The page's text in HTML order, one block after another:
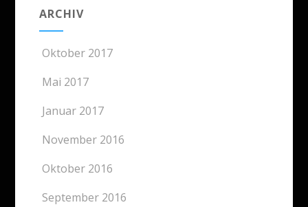
ARCHIV
Oktober 2017
Mai 2017
Januar 2017
November 2016
Oktober 2016
September 2016